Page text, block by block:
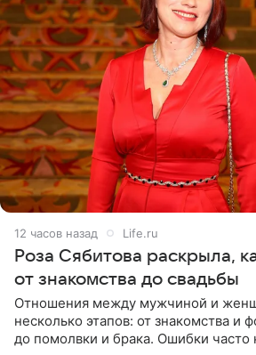
12 часов назад Life.ru
Роза Сябитова раскрыла,
от знакомства до свадьбы
Отношения между мужчиной и
несколько этапов: от знакомства и
до помолвки и брака. Ошибки часто